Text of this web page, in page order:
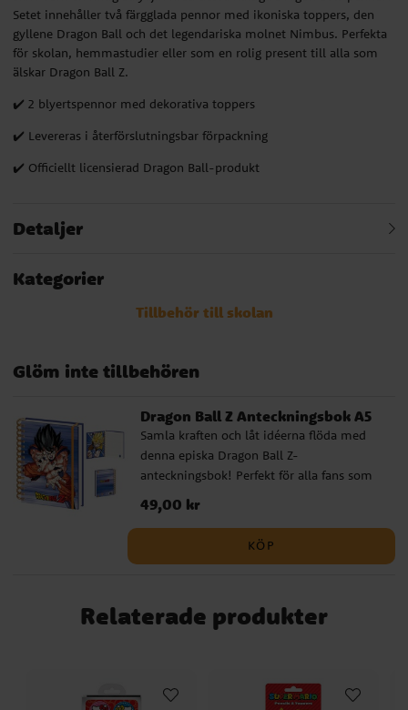
Setet innehåller två färgglada pennor med ikoniska toppers, den
gyllene Dragon Ball och det legendariska molnet Nimbus. Perfekta
för skolan, hemmastudier eller som en rolig present till alla som
älskar Dragon Ball Z.
✔️ 2 blyertspennor med dekorativa toppers
✔️ Levereras i återförslutningsbar förpackning
✔️ Officiellt licensierad Dragon Ball-produkt
Detaljer
Kategorier
Tillbehör till skolan
Glöm inte tillbehören
Dragon Ball Z Anteckningsbok A5
Samla kraften och låt idéerna flöda med
denna episka Dragon Ball Z-
anteckningsbok! Perfekt för alla fans som
vill skriva, rita eller planera med Super
Saiyan-energi. Anteckningsboken i A5-
format har ett omslag med Goku i
stridsläge och Super Saiyan-design på
passar lika bra för skolan som för fritiden.
✔️ A5-format med ca 200 linjerade sidor
Pris :49,00 kr
49,00 kr
KÖP
Relaterade produkter